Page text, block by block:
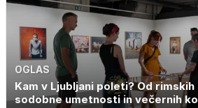
OGLAS
Kam v Ljubljani poleti? Od
sodobne umetnosti in večernih